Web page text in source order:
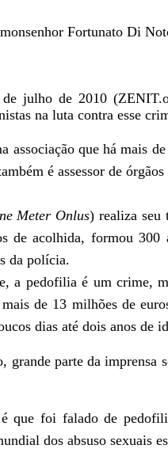
Fortunato Di
julho de 2010
na luta contra esse
associação que há mais
é assessor de
Meter Onlus) realiza seu
de acolhida, formou 300
da polícia.
a pedofilia é um crime,
de 13 milhões de
dias até dois anos de
grande parte da imprensa
é que foi falado de
dos absuso sexuais